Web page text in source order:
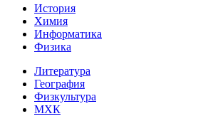
История
Химия
Информатика
Физика
Литература
География
Физкультура
МХК